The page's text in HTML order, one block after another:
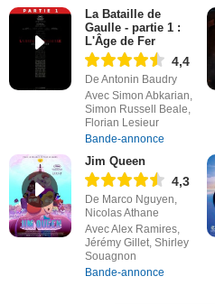
La Bataille de
Gaulle - partie 1 :
L'Âge de Fer
4,4
De Antonin Baudry
Avec Simon Abkarian,
Simon Russell Beale,
Florian Lesieur
Bande-annonce
Jim Queen
4,3
De Marco Nguyen,
Nicolas Athane
Avec Alex Ramires,
Jérémy Gillet, Shirley
Souagnon
Bande-annonce